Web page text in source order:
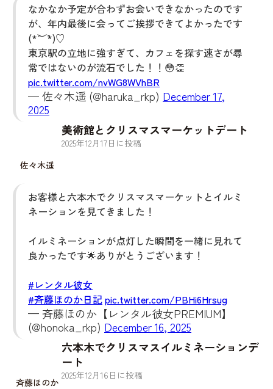
なかなか予定が合わずお会いできなかったのです
が、年内最後に会ってご挨拶できてよかったです
(*´︶`*)♡
東京駅の立地に強すぎて、カフェを探す速さが尋
常ではないのが流石でした！！😳👏
pic.twitter.com/nvWG8WVhBR
— 佐々木遥 (@haruka_rkp) December 17,
2025
佐々木遥
美術館とクリスマスマーケットデート
2025年12月 17日に投稿
お客様と六本木でクリスマスマーケットとイルミ
ネーションを見てきました！
イルミネーションが点灯した瞬間を一緒に見れて
良かったです🌟ありがとうございます！
#レンタル彼女
#斉藤ほのか日記pic.twitter.com/PBHi6Hrsug
— 斉藤ほのか【レンタル彼女PREMIUM】
(@honoka_rkp) December 16, 2025
斉藤ほのか
六本木でクリスマスイルミネーションデ
ート
2025年12月 16 日に投稿